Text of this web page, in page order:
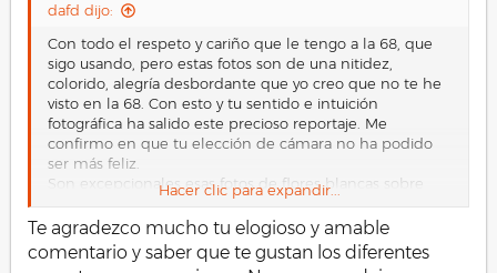
dafd dijo:
Con todo el respeto y cariño que le tengo a la 68, que
sigo usando, pero estas fotos son de una nitidez,
colorido, alegría desbordante que yo creo que no te he
visto en la 68. Con esto y tu sentido e intuición
fotográfica ha salido este precioso reportaje. Me
confirmo en que tu elección de cámara no ha podido
ser más feliz.
Son excepcionales esas fotos de flores blancas sobre
fondo blanco. La textura y el matiz de tono bastan para
no confundir el pétalo con el fondo.
Hacer clic para expandir...
Te agradezco mucho tu elogioso y amable
comentario y saber que te gustan los diferentes